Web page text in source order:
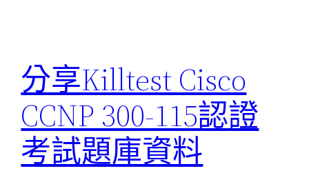
分享Killtest Cisco
CCNP 300-115認證
考試題庫資料